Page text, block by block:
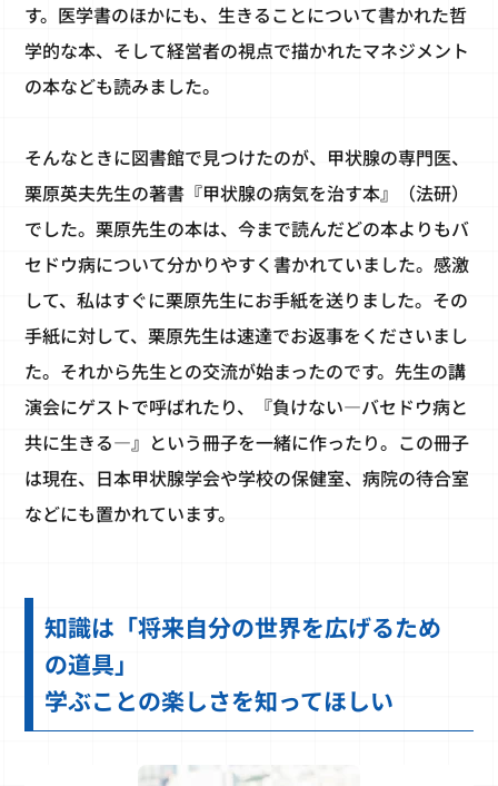
す。医学書のほかにも、生きることについて書かれた哲
学的な本、そして経営者の視点で描かれたマネジメント
の本なども読みました。
そんなときに図書館で見つけたのが、甲状腺の専門医、
栗原英夫先生の著書『甲状腺の病気を治す本』（法研）
でした。栗原先生の本は、今まで読んだどの本よりもバ
セドウ病について分かりやすく書かれていました。感激
して、私はすぐに栗原先生にお手紙を送りました。その
手紙に対して、栗原先生は速達でお返事をくださいまし
た。それから先生との交流が始まったのです。先生の講
演会にゲストで呼ばれたり、『負けない―バセドウ病と
共に生きる―』という冊子を一緒に作ったり。この冊子
は現在、日本甲状腺学会や学校の保健室、病院の待合室
などにも置かれています。
知識は「将来自分の世界を広げるため
の道具」
学ぶことの楽しさを知ってほしい